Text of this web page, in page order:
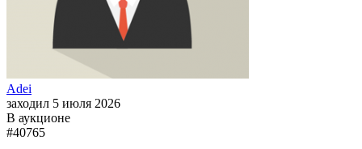
Adei
заходил 5 июля 2026
В аукционе
#40765